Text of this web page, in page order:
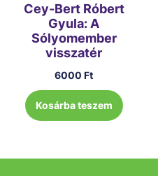
Cey-Bert Róbert
Gyula: A
Sólyomember
visszatér
6000Ft
Kosárba teszem